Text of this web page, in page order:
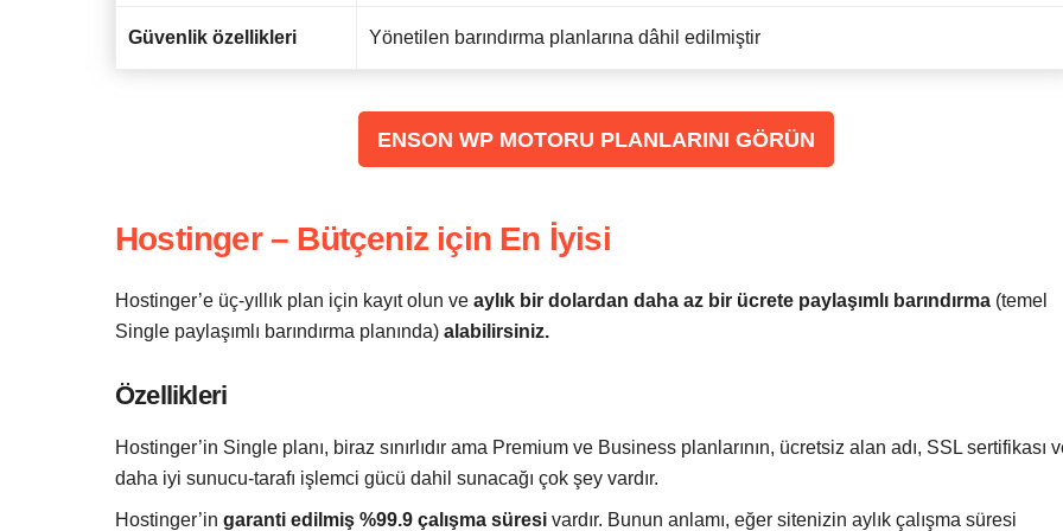
Güvenlik özellikleri Yönetilen barındırma planlarına dâhil edilmiştir
‌ENSON WP MOTORU PLANLARINI GÖRÜN
Hostinger – Bütçeniz için En İyisi
Hostinger’e üç-yıllık plan için kayıt olun ve aylık bir dolardan daha az bir ücrete paylaşımlı barındırma (temel
Single paylaşımlı barındırma planında) alabilirsiniz.
Özellikleri
Hostinger’in Single planı, biraz sınırlıdır ama Premium ve Business planlarının, ücretsiz alan adı, SSL sertifikası
daha iyi sunucu-tarafı işlemci gücü dahil sunacağı çok şey vardır.
Hostinger’in garanti edilmiş %99.9 çalışma süresi vardır. Bunun anlamı, eğer sitenizin aylık çalışma süresi